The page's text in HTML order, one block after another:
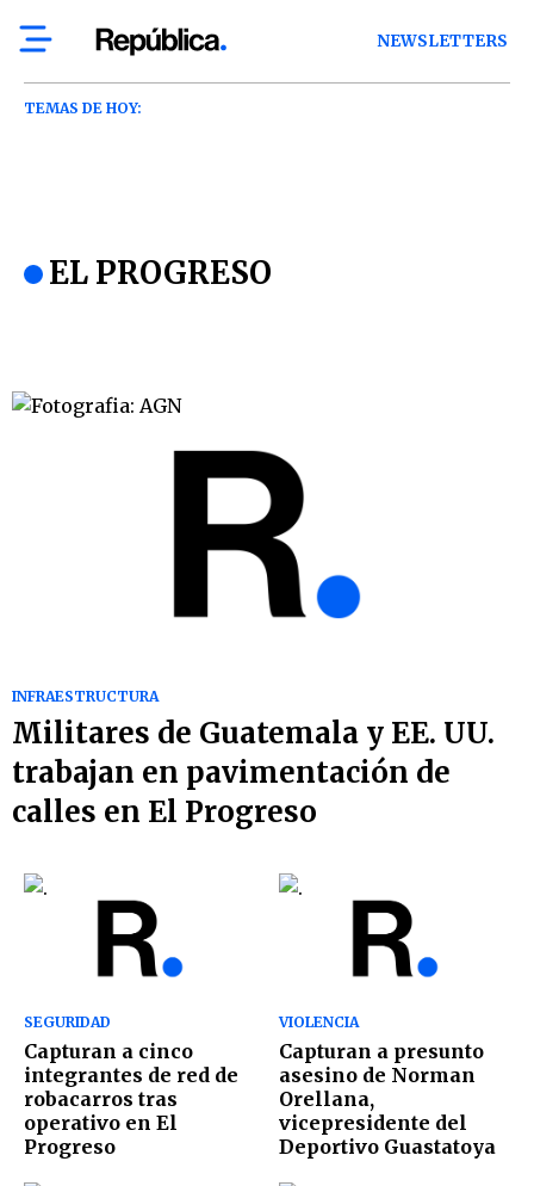
NEWSLETTERS
TEMAS DE HOY:
EL PROGRESO
INFRAESTRUCTURA
Militares de Guatemala y EE. UU.
trabajan en pavimentación de
calles en El Progreso
SEGURIDAD
Capturan a cinco
integrantes de red de
robacarros tras
operativo en El
Progreso
VIOLENCIA
Capturan a presunto
asesino de Norman
Orellana,
vicepresidente del
Deportivo Guastatoya